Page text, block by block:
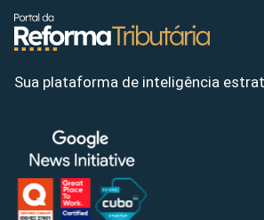
Sua plataforma de inteligência